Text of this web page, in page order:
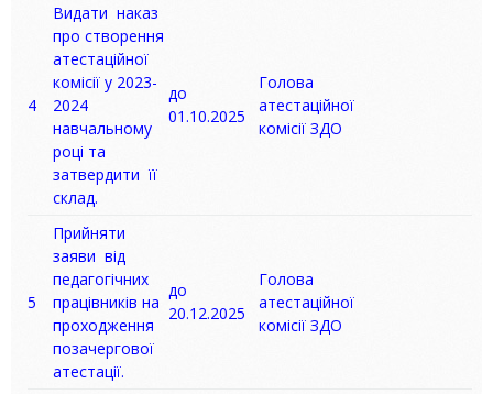
4
Видати наказ
про створення
атестаційної
комісії у 2023-
2024
навчальному
році та
затвердити її
склад.
до
01.10.2025
Голова
атестаційної
комісії ЗДО
5
Прийняти
заяви від
педагогічних
працівників на
проходження
позачергової
атестації.
до
20.12.2025
Голова
атестаційної
комісії ЗДО